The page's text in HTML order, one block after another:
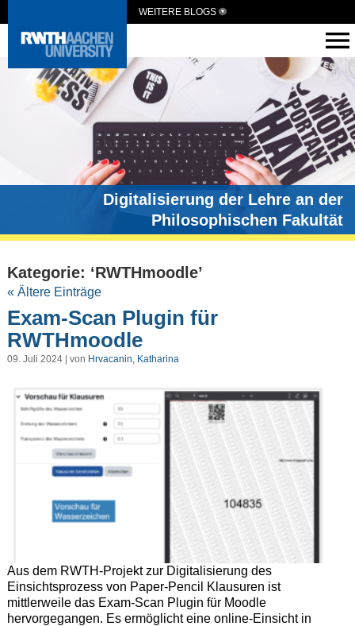
WEITERE BLOGS
Digitalisierung der Lehre an der
Philosophischen Fakultät
Kategorie: ‘RWTHmoodle’
« Ältere Einträge
Exam-Scan Plugin für
RWTHmoodle
09. Juli 2024 | von Hrvacanin, Katharina
Aus dem RWTH-Projekt zur Digitalisierung des
Einsichtsprozess von Paper-Pencil Klausuren ist
mittlerweile das Exam-Scan Plugin für Moodle
hervorgegangen. Es ermöglicht eine online-Einsicht in